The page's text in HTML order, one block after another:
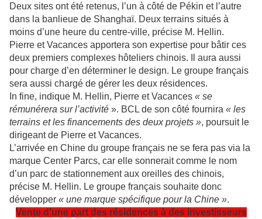
Deux sites ont été retenus, l’un à côté de Pékin et l’autre
dans la banlieue de Shanghaï. Deux terrains situés à
moins d’une heure du centre-ville, précise M. Hellin.
Pierre et Vacances apportera son expertise pour bâtir ces
deux premiers complexes hôteliers chinois. Il aura aussi
pour charge d’en déterminer le design. Le groupe français
sera aussi chargé de gérer les deux résidences.
In fine, indique M. Hellin, Pierre et Vacances « se
rémunérera sur l’activité ». BCL de son côté fournira « les
terrains et les financements des deux projets », poursuit le
dirigeant de Pierre et Vacances.
L’arrivée en Chine du groupe français ne se fera pas via la
marque Center Parcs, car elle sonnerait comme le nom
d’un parc de stationnement aux oreilles des chinois,
précise M. Hellin. Le groupe français souhaite donc
développer « une marque spécifique pour la Chine ».
Vente d’une part des résidences à des investisseurs